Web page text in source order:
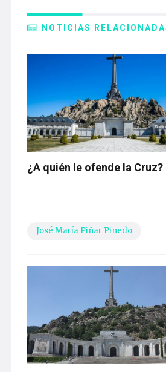
NOTICIAS
¿A quién le ofende la Cruz?
José María Piñar Pinedo